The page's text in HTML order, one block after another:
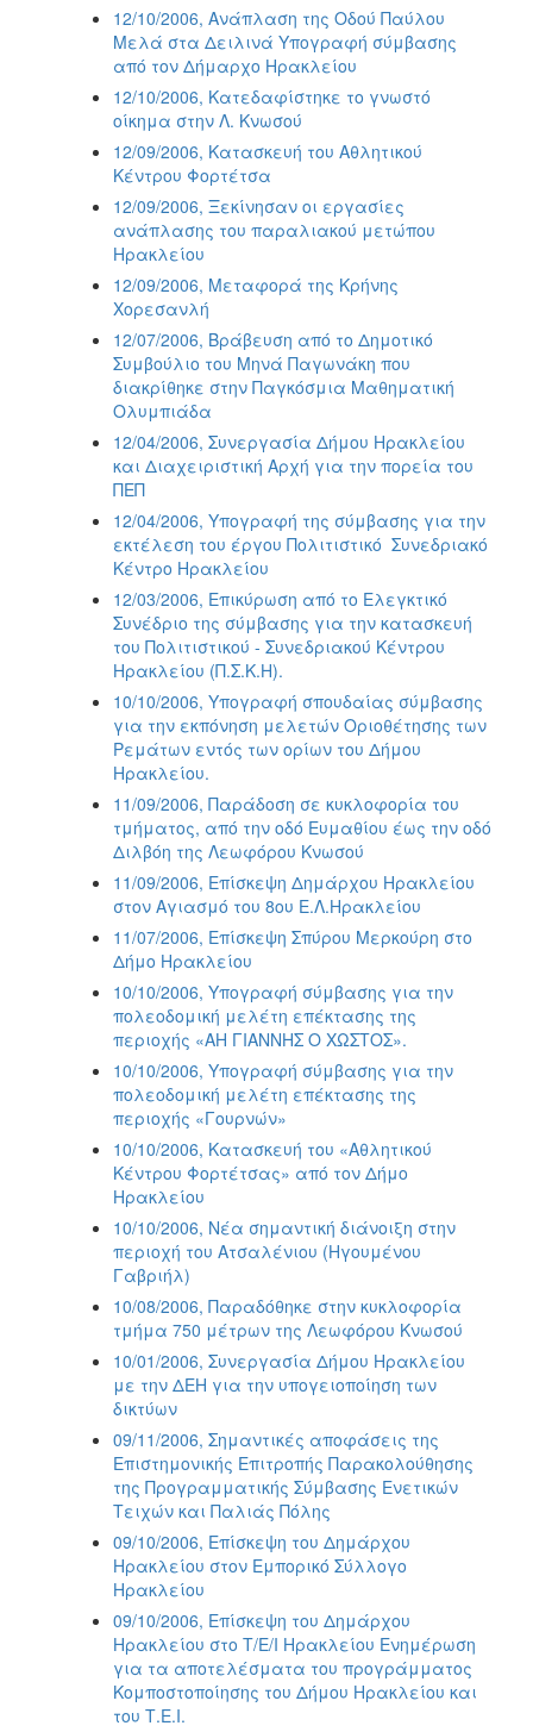
12/10/2006, Ανάπλαση της Οδού Παύλου
Μελά στα Δειλινά Υπογραφή σύμβασης
από τον Δήμαρχο Ηρακλείου
12/10/2006, Κατεδαφίστηκε το γνωστό
οίκημα στην Λ. Κνωσού
12/09/2006, Κατασκευή του Αθλητικού
Κέντρου Φορτέτσα
12/09/2006, Ξεκίνησαν οι εργασίες
ανάπλασης του παραλιακού μετώπου
Ηρακλείου
12/09/2006, Μεταφορά της Κρήνης
Χορεσανλή
12/07/2006, Βράβευση από το Δημοτικό
Συμβούλιο του Μηνά Παγωνάκη που
διακρίθηκε στην Παγκόσμια Μαθηματική
Ολυμπιάδα
12/04/2006, Συνεργασία Δήμου Ηρακλείου
και Διαχειριστική Αρχή για την πορεία του
ΠΕΠ
12/04/2006, Υπογραφή της σύμβασης για την
εκτέλεση του έργου Πολιτιστικό  Συνεδριακό
Κέντρο Ηρακλείου
12/03/2006, Επικύρωση από το Ελεγκτικό
Συνέδριο της σύμβασης για την κατασκευή
του Πολιτιστικού - Συνεδριακού Κέντρου
Ηρακλείου (Π.Σ.Κ.Η).
10/10/2006, Υπογραφή σπουδαίας σύμβασης
για την εκπόνηση μελετών Οριοθέτησης των
Ρεμάτων εντός των ορίων του Δήμου
Ηρακλείου.
11/09/2006, Παράδοση σε κυκλοφορία του
τμήματος, από την οδό Ευμαθίου έως την οδό
Διλβόη της Λεωφόρου Κνωσού
11/09/2006, Επίσκεψη Δημάρχου Ηρακλείου
στον Αγιασμό του 8ου Ε.Λ.Ηρακλείου
11/07/2006, Επίσκεψη Σπύρου Μερκούρη στο
Δήμο Ηρακλείου
10/10/2006, Υπογραφή σύμβασης για την
πολεοδομική μελέτη επέκτασης της
περιοχής «ΑΗ ΓΙΑΝΝΗΣ Ο ΧΩΣΤΟΣ».
10/10/2006, Υπογραφή σύμβασης για την
πολεοδομική μελέτη επέκτασης της
περιοχής «Γουρνών»
10/10/2006, Κατασκευή του «Αθλητικού
Κέντρου Φορτέτσας» από τον Δήμο
Ηρακλείου
10/10/2006, Νέα σημαντική διάνοιξη στην
περιοχή του Ατσαλένιου (Ηγουμένου
Γαβριήλ)
10/08/2006, Παραδόθηκε στην κυκλοφορία
τμήμα 750 μέτρων της Λεωφόρου Κνωσού
10/01/2006, Συνεργασία Δήμου Ηρακλείου
με την ΔΕΗ για την υπογειοποίηση των
δικτύων
09/11/2006, Σημαντικές αποφάσεις της
Επιστημονικής Επιτροπής Παρακολούθησης
της Προγραμματικής Σύμβασης Ενετικών
Τειχών και Παλιάς Πόλης
09/10/2006, Επίσκεψη του Δημάρχου
Ηρακλείου στον Εμπορικό Σύλλογο
Ηρακλείου
09/10/2006, Επίσκεψη του Δημάρχου
Ηρακλείου στο Τ/Ε/Ι Ηρακλείου Ενημέρωση
για τα αποτελέσματα του προγράμματος
Κομποστοποίησης του Δήμου Ηρακλείου και
του Τ.Ε.Ι.